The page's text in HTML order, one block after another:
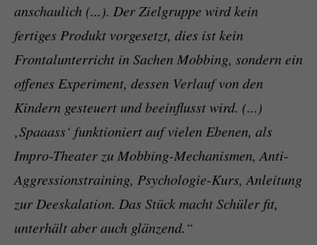
anschaulich (...). Der Zielgruppe wird kein
fertiges Produkt vorgesetzt, dies ist kein
Frontalunterricht in Sachen Mobbing, sondern ein
offenes Experiment, dessen Verlauf von den
Kindern gesteuert und beeinflusst wird. (...)
‚Spaaass‘ funktioniert auf vielen Ebenen, als
Impro-Theater zu Mobbing-Mechanismen, Anti-
Aggressionstraining, Psychologie-Kurs, Anleitung
zur Deeskalation. Das Stück macht Schüler fit,
unterhält aber auch glänzend.“